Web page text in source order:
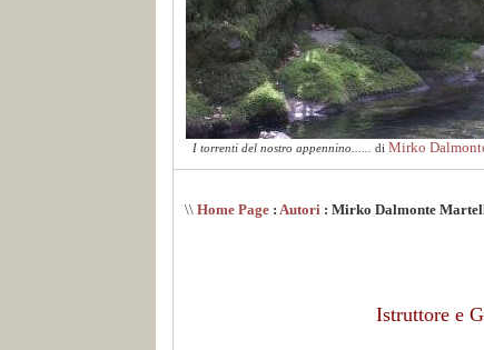
I torrenti del nostro appennino...... di Mirko
\\ Home Page : Autori : Mirko Dalmonte
Istruttore e